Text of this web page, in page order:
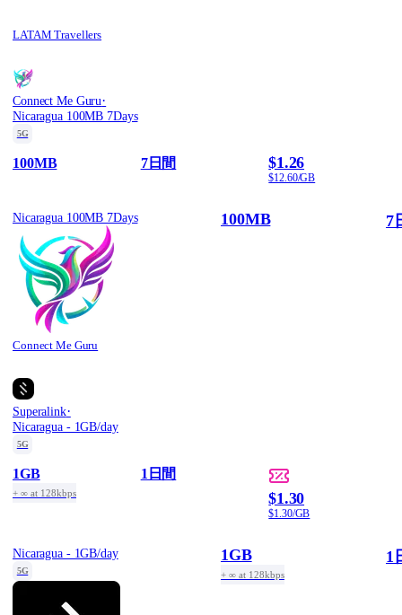
LATAM Travellers
Connect Me Guru·
Nicaragua 100MB 7Days
5G
100MB 7日間 $1.26
$12.60/GB
Nicaragua 100MB 7Days
Connect Me Guru
100MB 7
Superalink·
Nicaragua - 1GB/day
5G
1GB
+ ∞ at 128kbps
1日間
$1.30
$1.30/GB
Nicaragua - 1GB/day
5G
1GB
+ ∞ at 128kbps
1